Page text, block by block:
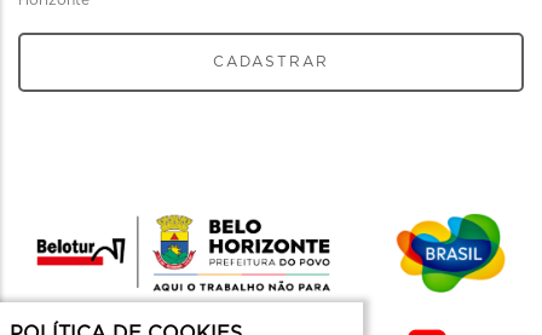
CADASTRAR